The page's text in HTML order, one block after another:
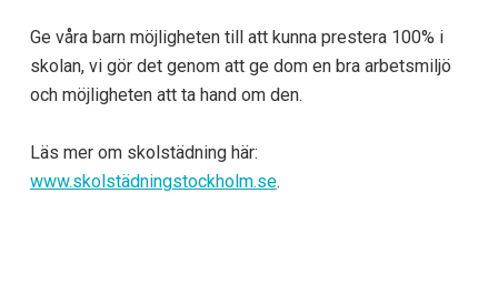
Ge våra barn möjligheten till att kunna prestera 100% i
skolan, vi gör det genom att ge dom en bra arbetsmiljö
och möjligheten att ta hand om den.
Läs mer om skolstädning här:
www.skolstädningstockholm.se.